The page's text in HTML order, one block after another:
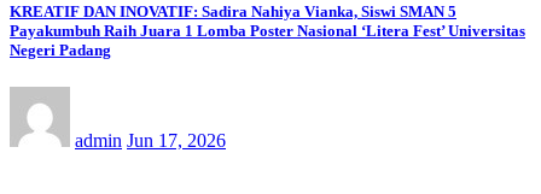
KREATIF DAN INOVATIF: Sadira Nahiya Vianka, Siswi SMAN 5
Payakumbuh Raih Juara 1 Lomba Poster Nasional ‘Litera Fest’ Universitas
Negeri Padang
admin Jun 17, 2026